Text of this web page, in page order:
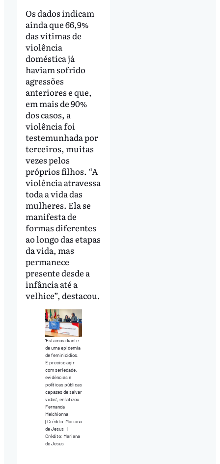
Os dados indicam
ainda que 66,9%
das vítimas de
violência
doméstica já
haviam sofrido
agressões
anteriores e que,
em mais de 90%
dos casos, a
violência foi
testemunhada por
terceiros, muitas
vezes pelos
próprios filhos. “A
violência atravessa
toda a vida das
mulheres. Ela se
manifesta de
formas diferentes
ao longo das etapas
da vida, mas
permanece
presente desde a
infância até a
velhice”, destacou.
‘Estamos diante
de uma epidemia
de feminicídios.
É preciso agir
com seriedade,
evidências e
políticas públicas
capazes de salvar
vidas’, enfatizou
Fernanda
Melchionna
| Crédito: Mariana
de Jesus |
Crédito: Mariana
de Jesus